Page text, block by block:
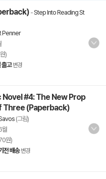
-Step Into Reading St
Penner
)
고 변경
#4: The New Prop
Three (Paperback)
(그림)
월
원)
전 배송 변경